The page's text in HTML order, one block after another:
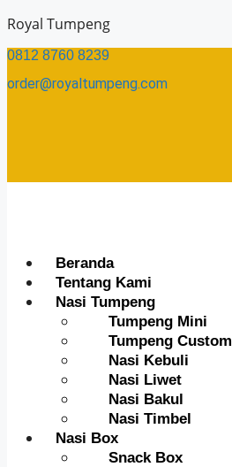
Skip
content
Royal Tumpeng
0812 8760 8239​
order@royaltumpeng.com​
Menu
Beranda
Tentang Kami
Nasi Tumpeng
Tumpeng Mini
Tumpeng Custom
Nasi Kebuli
Nasi Liwet
Nasi Bakul
Nasi Timbel
Nasi Box
Snack Box